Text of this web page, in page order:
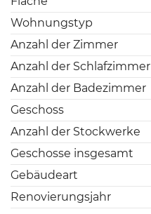
Wohnungstyp
Anzahl der Zimmer
Anzahl der Schlafzimmer
Anzahl der Badezimmer
Geschoss
Anzahl der Stockwerke
Geschosse insgesamt
Gebäudeart
Renovierungsjahr